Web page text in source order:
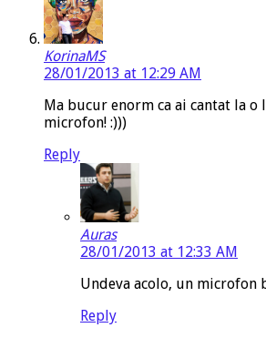
KorinaMS
28/01/2013 at 12:29 AM
Ma bucur enorm ca ai cantat la o
microfon! :)))
Reply
Auras
28/01/2013 at 12:33 AM
Undeva acolo, un
Reply